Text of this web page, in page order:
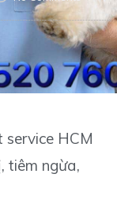
HCM
tiêm ngừa,